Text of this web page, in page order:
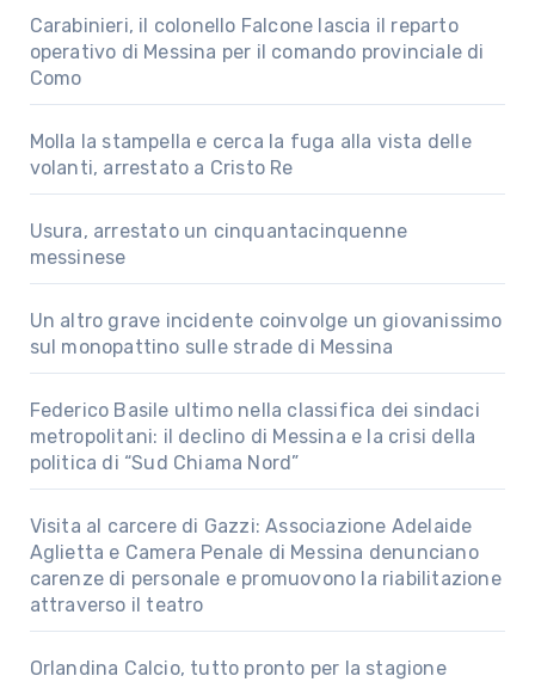
Carabinieri, il colonello Falcone lascia il reparto
operativo di Messina per il comando provinciale di
Como
Molla la stampella e cerca la fuga alla vista delle
volanti, arrestato a Cristo Re
Usura, arrestato un cinquantacinquenne
messinese
Un altro grave incidente coinvolge un giovanissimo
sul monopattino sulle strade di Messina
Federico Basile ultimo nella classifica dei sindaci
metropolitani: il declino di Messina e la crisi della
politica di “Sud Chiama Nord”
Visita al carcere di Gazzi: Associazione Adelaide
Aglietta e Camera Penale di Messina denunciano
carenze di personale e promuovono la riabilitazione
attraverso il teatro
Orlandina Calcio, tutto pronto per la stagione